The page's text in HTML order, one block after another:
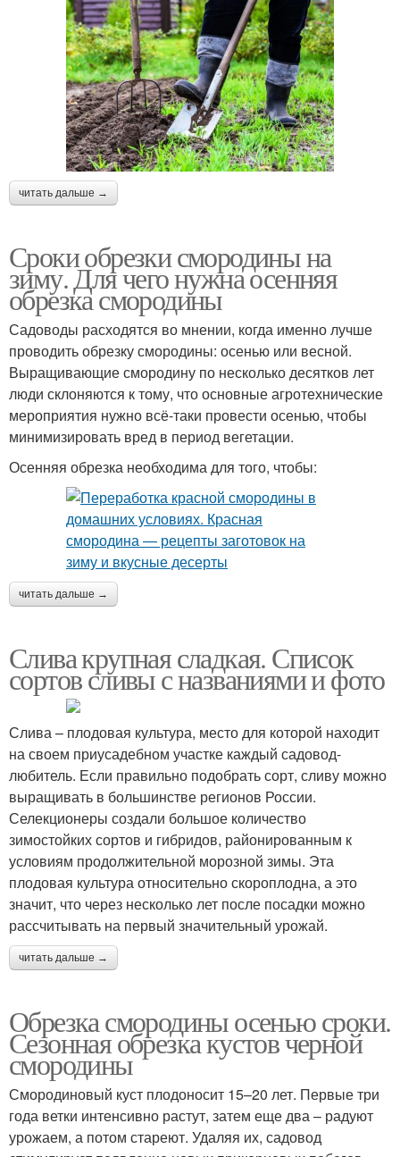
читать дальше →
Сроки обрезки смородины на
зиму. Для чего нужна осенняя
обрезка смородины
Садоводы расходятся во мнении, когда именно лучше
проводить обрезку смородины: осенью или весной.
Выращивающие смородину по несколько десятков лет
люди склоняются к тому, что основные агротехнические
мероприятия нужно всё-таки провести осенью, чтобы
минимизировать вред в период вегетации.
Осенняя обрезка необходима для того, чтобы:
читать дальше →
Слива крупная сладкая. Список
сортов сливы с названиями и фото
Слива – плодовая культура, место для которой находит
на своем приусадебном участке каждый садовод-
любитель. Если правильно подобрать сорт, сливу можно
выращивать в большинстве регионов России.
Селекционеры создали большое количество
зимостойких сортов и гибридов, районированным к
условиям продолжительной морозной зимы. Эта
плодовая культура относительно скороплодна, а это
значит, что через несколько лет после посадки можно
рассчитывать на первый значительный урожай.
читать дальше →
Обрезка смородины осенью сроки.
Сезонная обрезка кустов черной
смородины
Смородиновый куст плодоносит 15–20 лет. Первые три
года ветки интенсивно растут, затем еще два – радуют
урожаем, а потом стареют. Удаляя их, садовод